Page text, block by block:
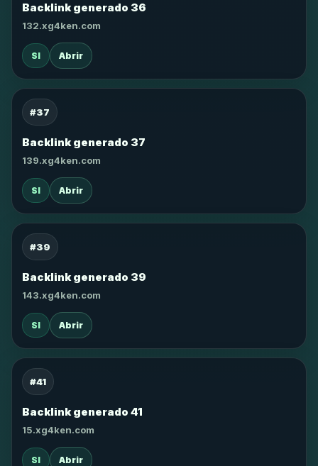
Backlink generado 36
132.xg4ken.com
SI Abrir
#37
Backlink generado 37
139.xg4ken.com
SI Abrir
#39
Backlink generado 39
143.xg4ken.com
SI Abrir
#41
Backlink generado 41
15.xg4ken.com
SI Abrir